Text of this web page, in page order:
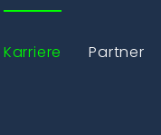
Karriere Partner